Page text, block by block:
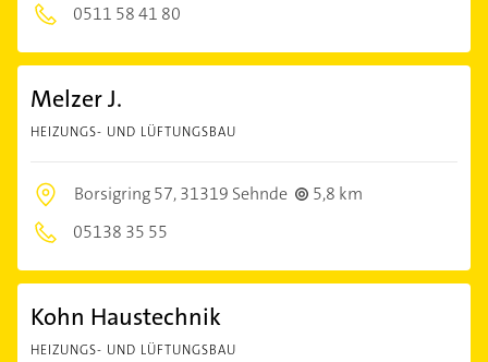
0511 58 41 80
Melzer J.
HEIZUNGS- UND LÜFTUNGSBAU
Borsigring 57,31319 Sehnde
5,8 km
05138 35 55
Kohn Haustechnik
HEIZUNGS- UND LÜFTUNGSBAU